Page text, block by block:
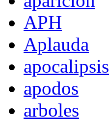
APH
Aplauda
apocalipsis
apodos
arboles